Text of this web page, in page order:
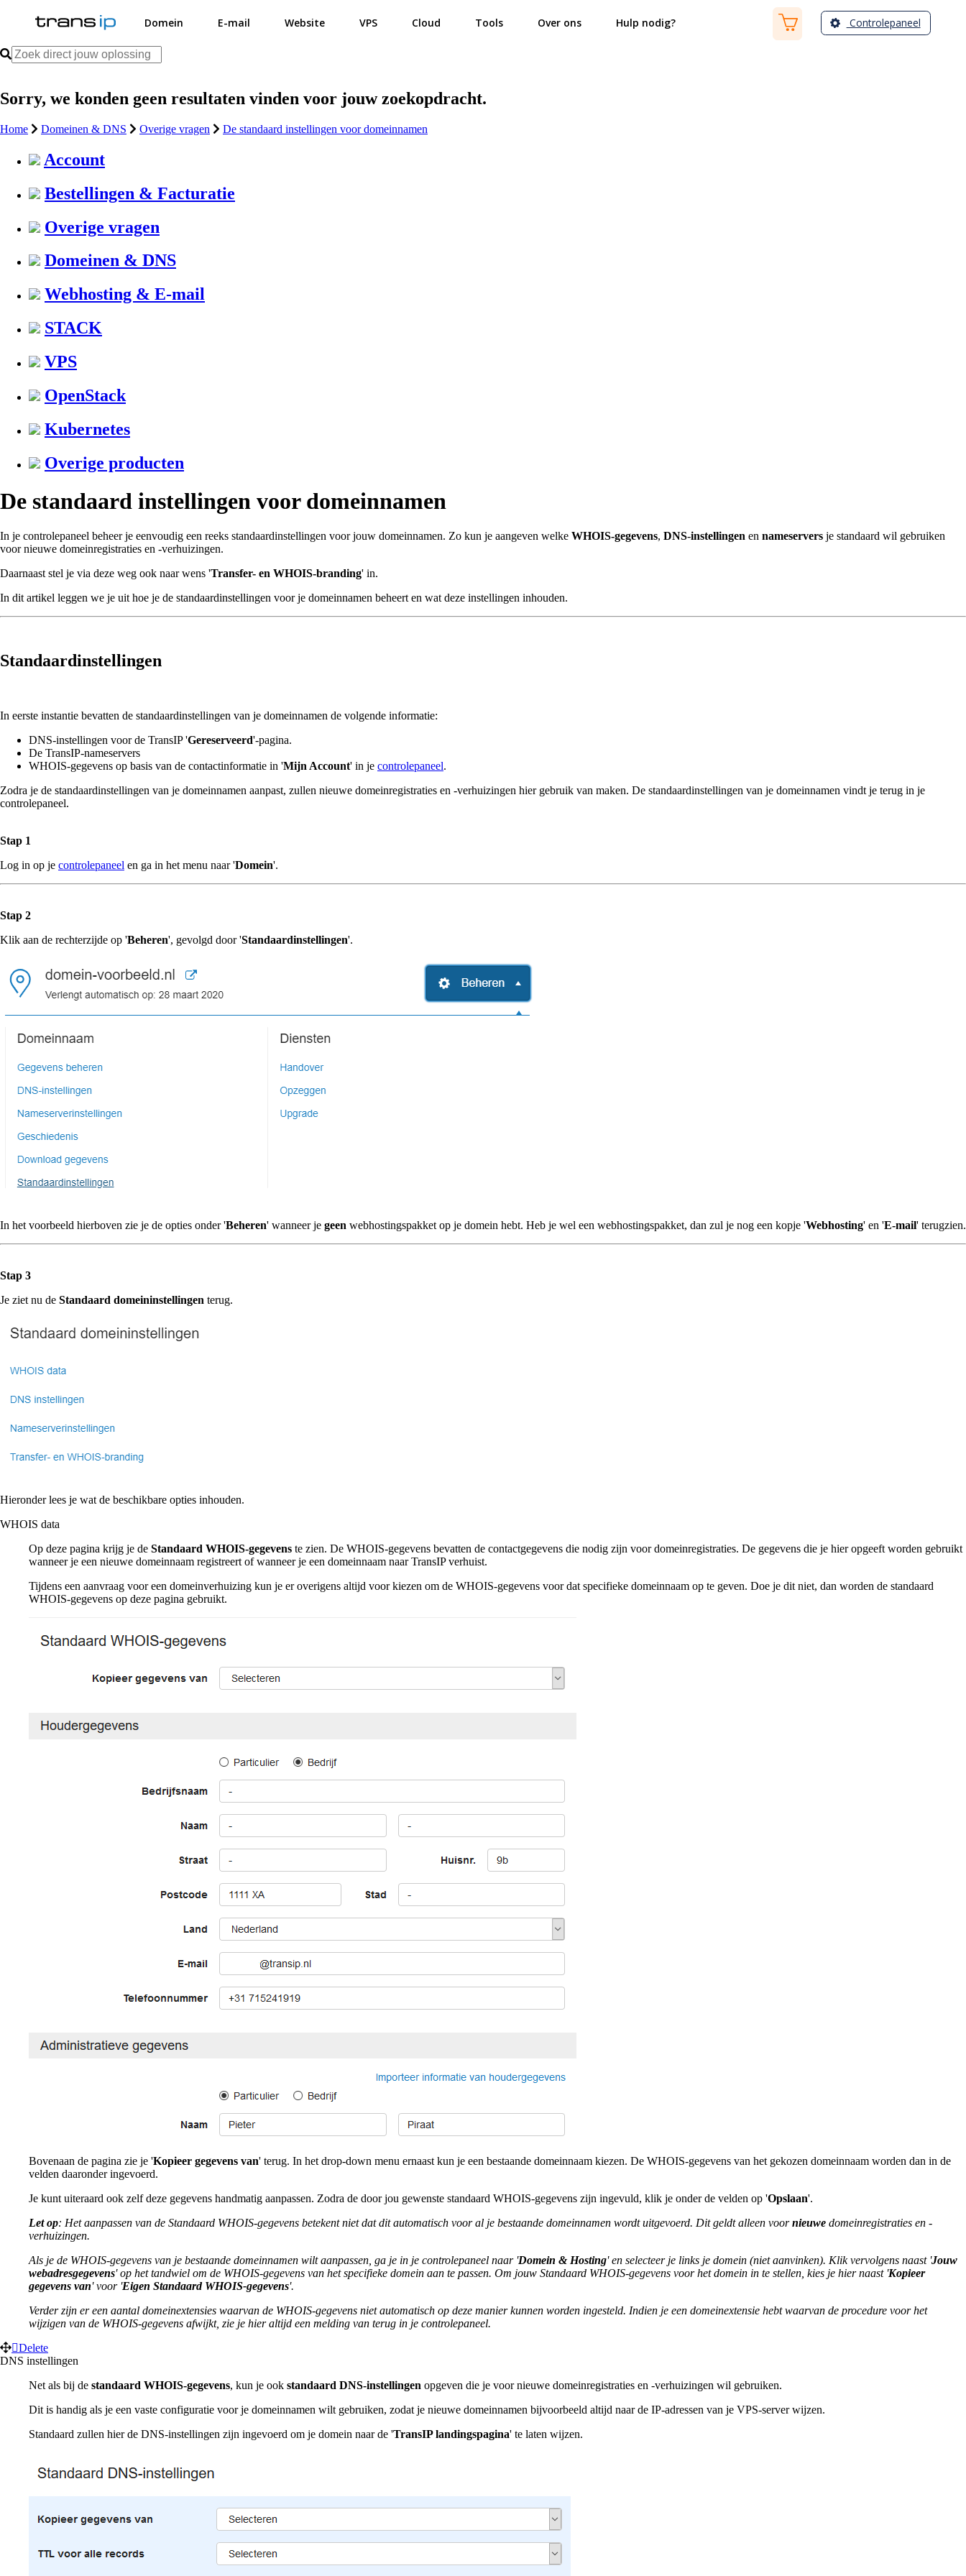
Domein E-mail Website VPS Cloud Tools Over ons Hulp nodig? Controlepaneel
Sorry, we konden geen resultaten vinden voor jouw zoekopdracht.
Home Domeinen & DNS Overige vragen De standaard instellingen voor domeinnamen
Account
Bestellingen & Facturatie
Overige vragen
Domeinen & DNS
Webhosting & E-mail
STACK
VPS
OpenStack
Kubernetes
Overige producten
De standaard instellingen voor domeinnamen
In je controlepaneel beheer je eenvoudig een reeks standaardinstellingen voor jouw domeinnamen. Zo kun je aangeven welke WHOIS-gegevens, DNS-instellingen en nameservers je standaard wil gebruiken
voor nieuwe domeinregistraties en -verhuizingen.
Daarnaast stel je via deze weg ook naar wens 'Transfer- en WHOIS-branding' in.
In dit artikel leggen we je uit hoe je de standaardinstellingen voor je domeinnamen beheert en wat deze instellingen inhouden.
Standaardinstellingen
In eerste instantie bevatten de standaardinstellingen van je domeinnamen de volgende informatie:
DNS-instellingen voor de TransIP 'Gereserveerd'-pagina.
De TransIP-nameservers
WHOIS-gegevens op basis van de contactinformatie in 'Mijn Account' in je controlepaneel.
Zodra je de standaardinstellingen van je domeinnamen aanpast, zullen nieuwe domeinregistraties en -verhuizingen hier gebruik van maken. De standaardinstellingen van je domeinnamen vindt je terug in je
controlepaneel.
Stap 1
Log in op je controlepaneel en ga in het menu naar 'Domein'.
Stap 2
Klik aan de rechterzijde op 'Beheren', gevolgd door 'Standaardinstellingen'.
In het voorbeeld hierboven zie je de opties onder 'Beheren' wanneer je geen webhostingspakket op je domein hebt. Heb je wel een webhostingspakket, dan zul je nog een kopje 'Webhosting' en 'E-mail' terugzien.
Stap 3
Je ziet nu de Standaard domeininstellingen terug.
Hieronder lees je wat de beschikbare opties inhouden.
WHOIS data
Op deze pagina krijg je de Standaard WHOIS-gegevens te zien. De WHOIS-gegevens bevatten de contactgegevens die nodig zijn voor domeinregistraties. De gegevens die je hier opgeeft worden gebruikt
wanneer je een nieuwe domeinnaam registreert of wanneer je een domeinnaam naar TransIP verhuist.
Tijdens een aanvraag voor een domeinverhuizing kun je er overigens altijd voor kiezen om de WHOIS-gegevens voor dat specifieke domeinnaam op te geven. Doe je dit niet, dan worden de standaard
WHOIS-gegevens op deze pagina gebruikt.
Bovenaan de pagina zie je 'Kopieer gegevens van' terug. In het drop-down menu ernaast kun je een bestaande domeinnaam kiezen. De WHOIS-gegevens van het gekozen domeinnaam worden dan in de
velden daaronder ingevoerd.
Je kunt uiteraard ook zelf deze gegevens handmatig aanpassen. Zodra de door jou gewenste standaard WHOIS-gegevens zijn ingevuld, klik je onder de velden op 'Opslaan'.
Let op: Het aanpassen van de Standaard WHOIS-gegevens betekent niet dat dit automatisch voor al je bestaande domeinnamen wordt uitgevoerd. Dit geldt alleen voornieuwe domeinregistraties en -
verhuizingen.
Als je de WHOIS-gegevens van je bestaande domeinnamen wilt aanpassen, ga je in je controlepaneel naar 'Domein & Hosting' en selecteer je links je domein (niet aanvinken). Klik vervolgens naast 'Jouw
webadresgegevens' op het tandwiel om de WHOIS-gegevens van het specifieke domein aan te passen. Om jouw Standaard WHOIS-gegevens voor het domein in te stellen, kies je hier naast 'Kopieer
gegevens van' voor 'Eigen Standaard WHOIS-gegevens'.
Verder zijn er een aantal domeinextensies waarvan de WHOIS-gegevens niet automatisch op deze manier kunnen worden ingesteld. Indien je een domeinextensie hebt waarvan de procedure voor het
wijzigen van de WHOIS-gegevens afwijkt, zie je hier altijd een melding van terug in je controlepaneel.
Delete
DNS instellingen
Net als bij de standaard WHOIS-gegevens, kun je ook standaard DNS-instellingen opgeven die je voor nieuwe domeinregistraties en -verhuizingen wil gebruiken.
Dit is handig als je een vaste configuratie voor je domeinnamen wilt gebruiken, zodat je nieuwe domeinnamen bijvoorbeeld altijd naar de IP-adressen van je VPS-server wijzen.
Standaard zullen hier de DNS-instellingen zijn ingevoerd om je domein naar de 'TransIP landingspagina' te laten wijzen.